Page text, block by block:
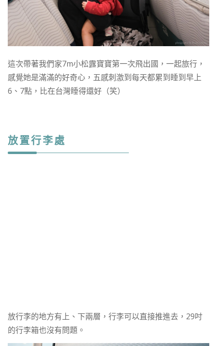
這次帶著我們家7m小松露寶寶第一次飛出國，一起旅行，
感覺她是滿滿的好奇心，五感刺激到每天都累到睡到早上
6、7點，比在台灣睡得還好（笑）
放置行李處
放行李的地方有上、下兩層，行李可以直接推進去，29吋
的行李箱也沒有問題。